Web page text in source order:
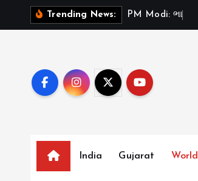
Trending News: P M M o d i: ભ
India Gujarat World